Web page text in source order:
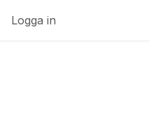
Logga in